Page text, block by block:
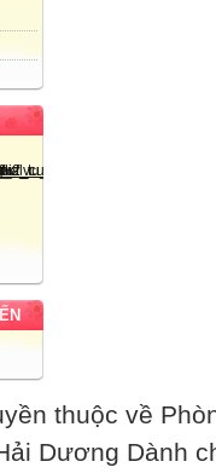
thuộc về
Dương Dành